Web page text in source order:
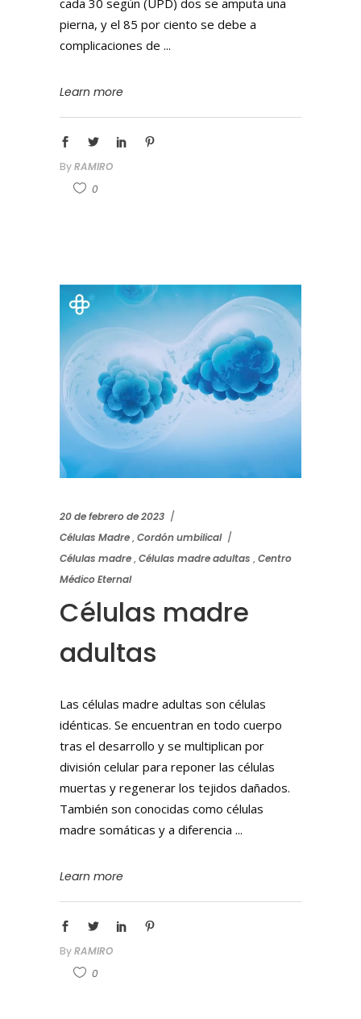
pierna, y el 85 por ciento se debe a
complicaciones de
Learn more
ByRAMIRO
0
20 de febrero de 2023
Células Madre,Cordón umbilical
Células madre,Células madre adultas ,Centro
Médico Eternal
Células madre
adultas
Las células madre adultas son células
idénticas. Se encuentran en todo cuerpo
tras el desarrollo y se multiplican por
división celular para reponer las células
muertas y regenerar los tejidos dañados.
También son conocidas como células
madre somáticas y a diferencia
Learn more
ByRAMIRO
0